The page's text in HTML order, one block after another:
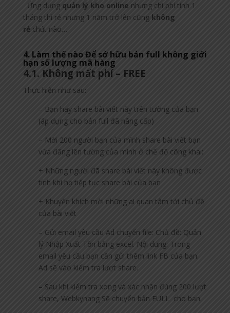
Ứng dụngquản lý kho online nhưng chi phí tính 1
tháng thì rẻ nhưng 1 năm trở lên cũng không
rẻchút nào…
4. Làm thế nào Để sở hữu bản full không giới
hạn số lượng mã hàng
4.1. Không mất phí – FREE
Thực hiện như sau:
– Bạn hãy share bài viết này trên tường của bạn
(áp dụng cho bản full đã nâng cấp)
– Mời 200 người bạn của mình share bài viết bạn
vừa đăng lên tường của mình ở chế độ công khai:
+ Những người đã share bài viết này không được
tính khi họ tiếp tục share bài của bạn
+ Khuyến khích mời những ai quan tâm tới chủ đề
của bài viết
– Gửi email yêu cầu Ad chuyển file: Chủ đề: Quản
lý Nhập Xuất Tồn bằng excel. Nội dung: Trong
email yêu cầu bạn cần gửi thêm link FB của bạn.
Ad sẽ vào kiểm tra lượt share.
– Sau khi kiểm tra xong và xác nhận đúng 200 lượt
share, Webkynang Sẽ chuyển bản FULL cho bạn.